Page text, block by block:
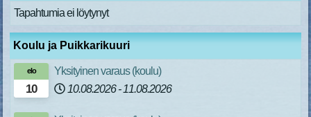
Tapahtumia ei löytynyt
Koulu ja Puikkarikuuri
10
elo
Yksityinen varaus (koulu)
10.08.2026 - 11.08.2026